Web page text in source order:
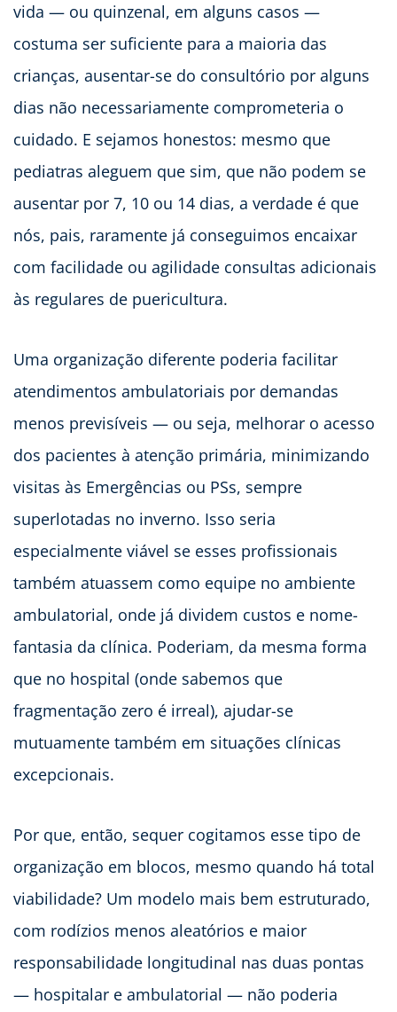
vida — ou quinzenal, em alguns casos —
costuma ser suficiente para a maioria das
crianças, ausentar-se do consultório por alguns
dias não necessariamente comprometeria o
cuidado. E sejamos honestos: mesmo que
pediatras aleguem que sim, que não podem se
ausentar por 7, 10 ou 14 dias, a verdade é que
nós, pais, raramente já conseguimos encaixar
com facilidade ou agilidade consultas adicionais
às regulares de puericultura.
Uma organização diferente poderia facilitar
atendimentos ambulatoriais por demandas
menos previsíveis — ou seja, melhorar o acesso
dos pacientes à atenção primária, minimizando
visitas às Emergências ou PSs, sempre
superlotadas no inverno. Isso seria
especialmente viável se esses profissionais
também atuassem como equipe no ambiente
ambulatorial, onde já dividem custos e nome-
fantasia da clínica. Poderiam, da mesma forma
que no hospital (onde sabemos que
fragmentação zero é irreal), ajudar-se
mutuamente também em situações clínicas
excepcionais.
Por que, então, sequer cogitamos esse tipo de
organização em blocos, mesmo quando há total
viabilidade? Um modelo mais bem estruturado,
com rodízios menos aleatórios e maior
responsabilidade longitudinal nas duas pontas
— hospitalar e ambulatorial — não poderia